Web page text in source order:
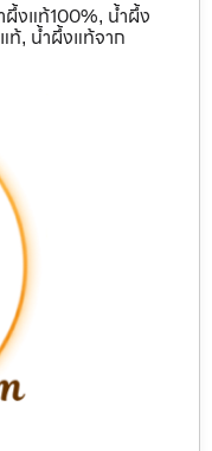
ผึ้งแท้100%, น้ำผึ้ง
ท้, น้ำผึ้งแท้จาก